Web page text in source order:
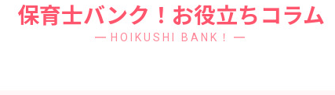
保育士バンク！お役立ちコラム
HOIKUSHI BANK！